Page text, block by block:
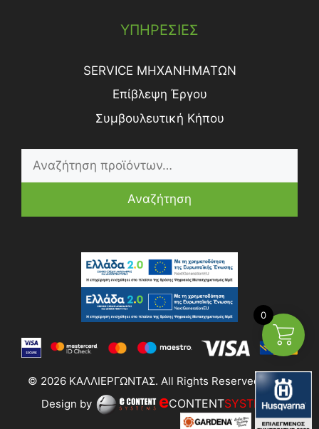
ΥΠΗΡΕΣΙΕΣ
SERVICE ΜΗΧΑΝΗΜΑΤΩΝ
Επίβλεψη Έργου
Συμβουλευτική Κήπου
Αναζήτηση
© 2026 ΚΑΛΛΙΕΡΓΩΝΤΑΣ. All Rights Reserved | Web
Design by
eCONTENTSYSTEMS
0